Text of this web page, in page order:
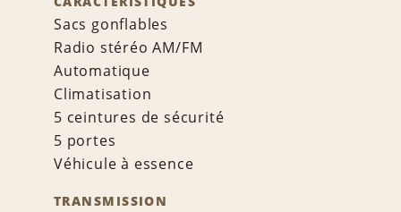
Sacs gonflables
Radio stéréo AM/FM
Automatique
Climatisation
5 ceintures de sécurité
5 portes
Véhicule à essence
TRANSMISSION